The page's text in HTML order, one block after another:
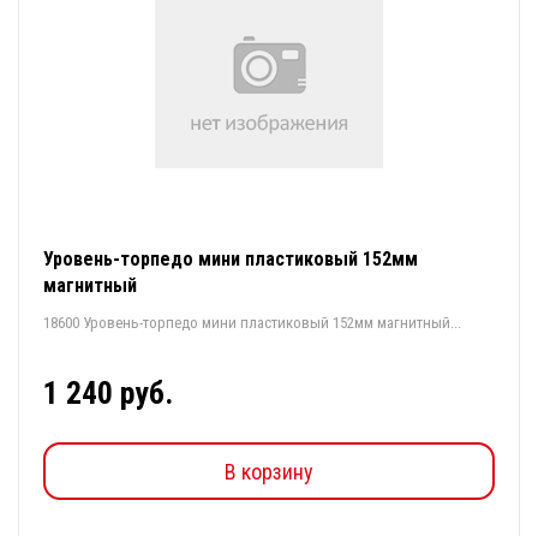
Уровень-торпедо мини пластиковый 152мм
магнитный
18600 Уровень-торпедо мини пластиковый 152мм магнитный...
1 240 руб.
В корзину